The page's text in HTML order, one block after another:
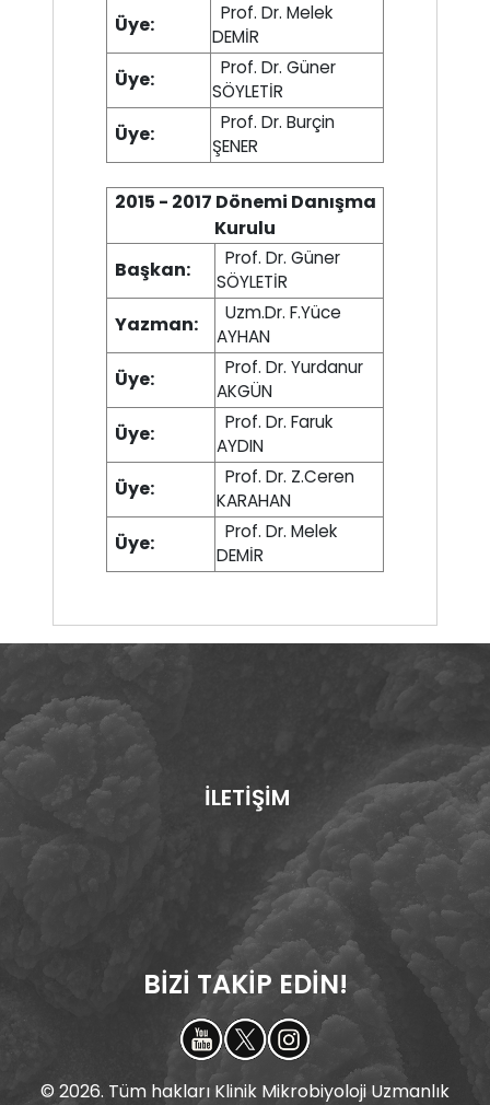
Üye:
Prof. Dr. Melek
DEMİR
Üye:
Prof. Dr. Güner
SÖYLETİR
Üye:
Prof. Dr. Burçin
ŞENER
2015 - 2017 Dönemi Danışma
Kurulu
Başkan:
Prof. Dr. Güner
SÖYLETİR
Yazman:
Uzm.Dr. F.Yüce
AYHAN
Üye:
Prof. Dr. Yurdanur
AKGÜN
Üye:
Prof. Dr. Faruk
AYDIN
Üye:
Prof. Dr. Z.Ceren
KARAHAN
Üye:
Prof. Dr. Melek
DEMİR
İLETİŞİM
BİZİ TAKİP EDİN!
© 2026. Tüm hakları Klinik Mikrobiyoloji Uzmanlık